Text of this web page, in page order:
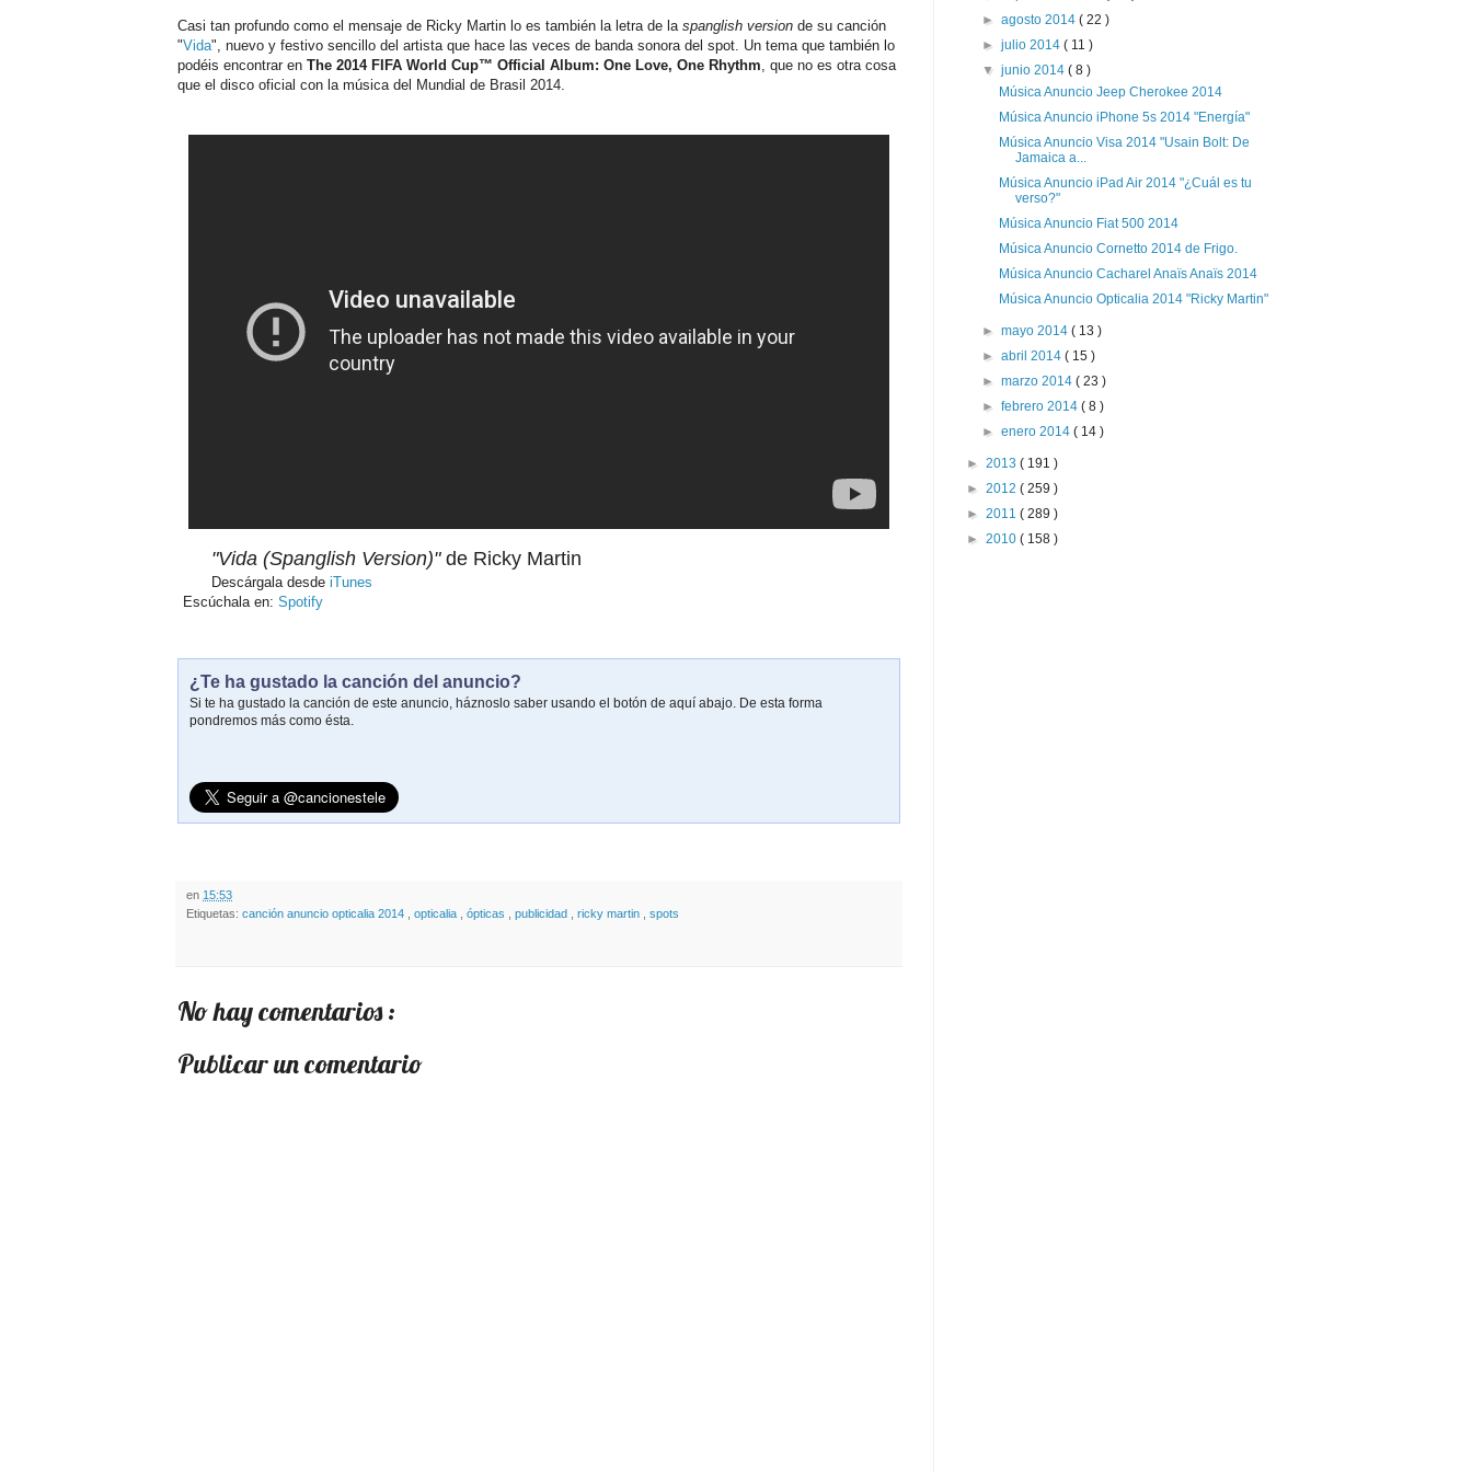
Casi tan profundo como el mensaje de Ricky Martin lo es también la letra de la spanglish version de su canción
"Vida", nuevo y festivo sencillo del artista que hace las veces de banda sonora del spot. Un tema que también lo
podéis encontrar en The 2014 FIFA World Cup™ Official Album: One Love, One Rhythm, que no es otra cosa
que el disco oficial con la música del Mundial de Brasil 2014.
"Vida (Spanglish Version)"de Ricky Martin
Descárgala desde iTunes
Escúchala en: Spotify
¿Te ha gustado la canción del anuncio?
Si te ha gustado la canción de este anuncio, háznoslo saber usando el botón de aquí abajo. De esta forma
pondremos más como ésta.
en 15:53
Etiquetas: canción anuncio opticalia 2014 opticalia ópticas publicidad ricky martin spots
No hay comentarios :
Publicar un comentario
►agosto 2014( 22 )
►julio 2014( 11 )
▼junio 2014( 8 )
Música Anuncio Jeep Cherokee 2014
Música Anuncio iPhone 5s 2014 "Energía"
Música Anuncio Visa 2014 "Usain Bolt: De
Jamaica a...
Música Anuncio iPad Air 2014 "¿Cuál es tu
verso?"
Música Anuncio Fiat 500 2014
Música Anuncio Cornetto 2014 de Frigo.
Música Anuncio Cacharel Anaïs Anaïs 2014
Música Anuncio Opticalia 2014 "Ricky Martin"
►mayo 2014( 13 )
►abril 2014( 15 )
►marzo 2014( 23 )
►febrero 2014( 8 )
►enero 2014( 14 )
► 2013 ( 191 )
► 2012 ( 259 )
► 2011 ( 289 )
► 2010 ( 158 )